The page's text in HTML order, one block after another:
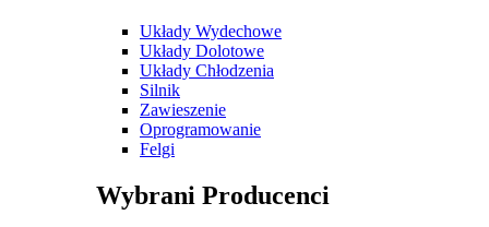
Układy Wydechowe
Układy Dolotowe
Układy Chłodzenia
Silnik
Zawieszenie
Oprogramowanie
Felgi
Wybrani Producenci